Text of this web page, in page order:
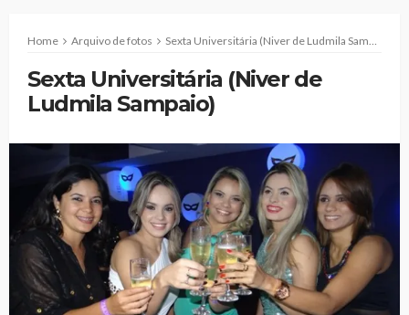
Home Arquivo de fotos Sexta Universitária (Niver de Ludmila Sampaio)
Sexta Universitária (Niver de
Ludmila Sampaio)